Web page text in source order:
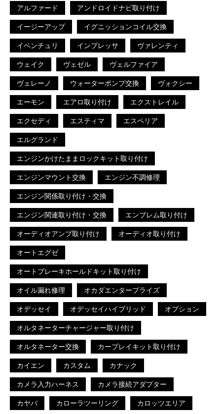
アルファード アンドロイドナビ取り付け
イージーアップ イグニッションコイル交換
イベンチュリ インプレッサ ヴァレンティ
ウェイク ヴェゼル ヴェルファイア
ヴェレーノ ウォーターポンプ交換 ヴォクシー
エーモン エアロ取り付け エクストレイル
エクセディ エスティマ エスペリア
エルグランド
エンジンかけたままロックキット取り付け
エンジンマウント交換 エンジン不調修理
エンジン関係取り付け・交換
エンジン関連取り付け・交換 エンブレム取り付け
オーディオアンプ取り付け オーディオ取り付け
オートエグゼ
オートブレーキホールドキット取り付け
オイル漏れ修理 オカダエンタープライズ
オデッセイ オデッセイハイブリッド オプション
オルタネーターチャージャー取り付け
オルタネーター交換 カープレイキット取り付け
カイエン カスタム カナック
カメラ入力ハーネス カメラ接続アダプター
カヤバ カローラツーリング カロッツエリア